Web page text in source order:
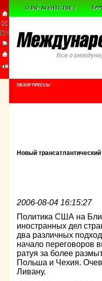
ОБЗОР ПРЕССЫ
Новый трансатлантический
2006-08-04 16:15:27
Политика США на
иностранных дел
два различных
начало переговоров
ратуя за более
Польша и Чехия.
Ливану.